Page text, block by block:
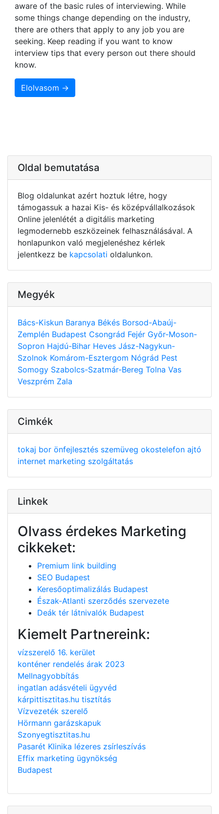
aware of the basic rules of interviewing. While
some things change depending on the industry,
there are others that apply to any job you are
seeking. Keep reading if you want to know
interview tips that every person out there should
know.
Elolvasom →
Oldal bemutatása
Blog oldalunkat azért hoztuk létre, hogy
támogassuk a hazai Kis- és középvállalkozások
Online jelenlétét a digitális marketing
legmodernebb eszközeinek felhasználásával. A
honlapunkon való megjelenéshez kérlek
jelentkezz be kapcsolati oldalunkon.
Megyék
Bács-Kiskun Baranya Békés Borsod-Abaúj-
Zemplén Budapest Csongrád Fejér Győr-Moson-
Sopron Hajdú-Bihar Heves Jász-Nagykun-
Szolnok Komárom-Esztergom Nógrád Pest
Somogy Szabolcs-Szatmár-Bereg Tolna Vas
Veszprém Zala
Cimkék
tokaj bor önfejlesztés szemüveg okostelefon ajtó
internet marketing szolgáltatás
Linkek
Olvass érdekes Marketing
cikkeket:
Premium link building
SEO Budapest
Keresőoptimalizálás Budapest
Észak-Atlanti szerződés szervezete
Deák tér látnivalók Budapest
Kiemelt Partnereink:
vízszerelő 16. kerület
konténer rendelés árak 2023
Mellnagyobbítás
ingatlan adásvételi ügyvéd
kárpittisztitas.hu tisztítás
Vízvezeték szerelő
Hörmann garázskapuk
Szonyegtisztitas.hu
Pasarét Klinika lézeres zsírleszívás
Effix marketing ügynökség
Budapest